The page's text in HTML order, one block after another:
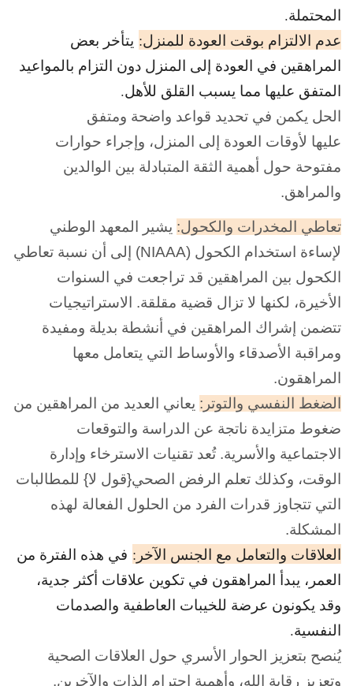
المحتملة.
عدم الالتزام بوقت العودة للمنزل: يتأخر بعض
المراهقين في العودة إلى المنزل دون التزام بالمواعيد
المتفق عليها مما يسبب القلق للأهل.
الحل يكمن في تحديد قواعد واضحة ومتفق
عليها لأوقات العودة إلى المنزل، وإجراء حوارات
مفتوحة حول أهمية الثقة المتبادلة بين الوالدين
والمراهق.
تعاطي المخدرات والكحول: يشير المعهد الوطني
لإساءة استخدام الكحول (NIAAA) إلى أن نسبة تعاطي
الكحول بين
المراهقين قد تراجعت في السنوات
الأخيرة، لكنها لا تزال قضية مقلقة. الاستراتيجيات
تتضمن إشراك المراهقين في أنشطة بديلة ومفيدة
ومراقبة الأصدقاء والأوساط التي يتعامل معها
المراهقون.
الضغط النفسي والتوتر: يعاني العديد من المراهقين من
ضغوط متزايدة ناتجة عن الدراسة والتوقعات
الاجتماعية والأسرية. تُعد تقنيات الاسترخاء وإدارة
الوقت، وكذلك تعلم الرفض الصحي{قول لا} للمطالبات
التي تتجاوز قدرات الفرد من الحلول الفعالة لهذه
المشكلة.
العلاقات والتعامل مع الجنس الآخر: في هذه الفترة من
العمر، يبدأ المراهقون في تكوين علاقات أكثر جدية،
وقد يكونون عرضة للخيبات العاطفية والصدمات
النفسية.
يُنصح بتعزيز الحوار الأسري حول العلاقات الصحية
وتعزيز رقابة الله، وأهمية احترام الذات والآخرين.